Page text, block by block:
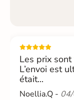
Les prix
L’envoi est
était...
Noellia.Q -